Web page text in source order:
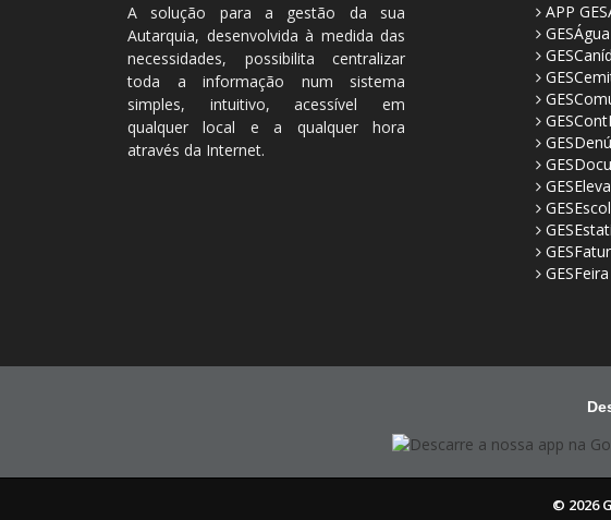
A solução para a gestão da sua
Autarquia, desenvolvida à medida das
necessidades, possibilita centralizar
toda a informação num sistema
simples, intuitivo, acessível em
qualquer local e a qualquer hora
através da Internet.
APP
GESÁgua
GESFeira
© 2026